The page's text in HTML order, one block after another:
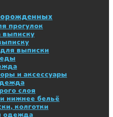
прогулок
выписку
выписки
и аксессуары
слоя
нижнее бельё
колготки
одежда